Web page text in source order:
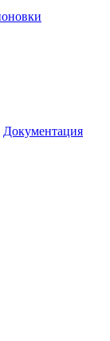
Документация